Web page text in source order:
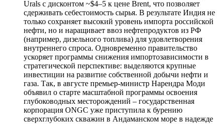
Urals с дисконтом ~$4–5 к цене Brent, что позволяет
сдерживать себестоимость сырья. В результате Индия не
только сохраняет высокий уровень импорта российской
нефти, но и наращивает ввоз нефтепродуктов из РФ
(например, дизельного топлива) для удовлетворения
внутреннего спроса. Одновременно правительство
ускоряет программы снижения импортозависимости в
стратегической перспективе: выделяются крупные
инвестиции на развитие собственной добычи нефти и
газа. Так, в августе премьер-министр Нарендра Моди
объявил о старте масштабной программы освоения
глубоководных месторождений – государственная
корпорация ONGC уже приступила к бурению
сверхглубоких скважин в Андаманском море в надежде